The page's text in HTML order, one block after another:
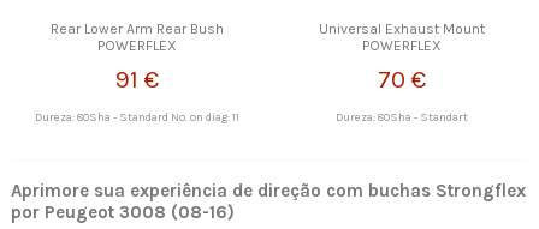
Rear Lower Arm Rear Bush
POWERFLEX
91 €
Dureza: 80Sha - Standard No. on diag: 11
Universal Exhaust Mount
POWERFLEX
70 €
Dureza: 80Sha - Standart
Aprimore sua experiência de direção com buchas Strongflex
por Peugeot 3008 (08-16)